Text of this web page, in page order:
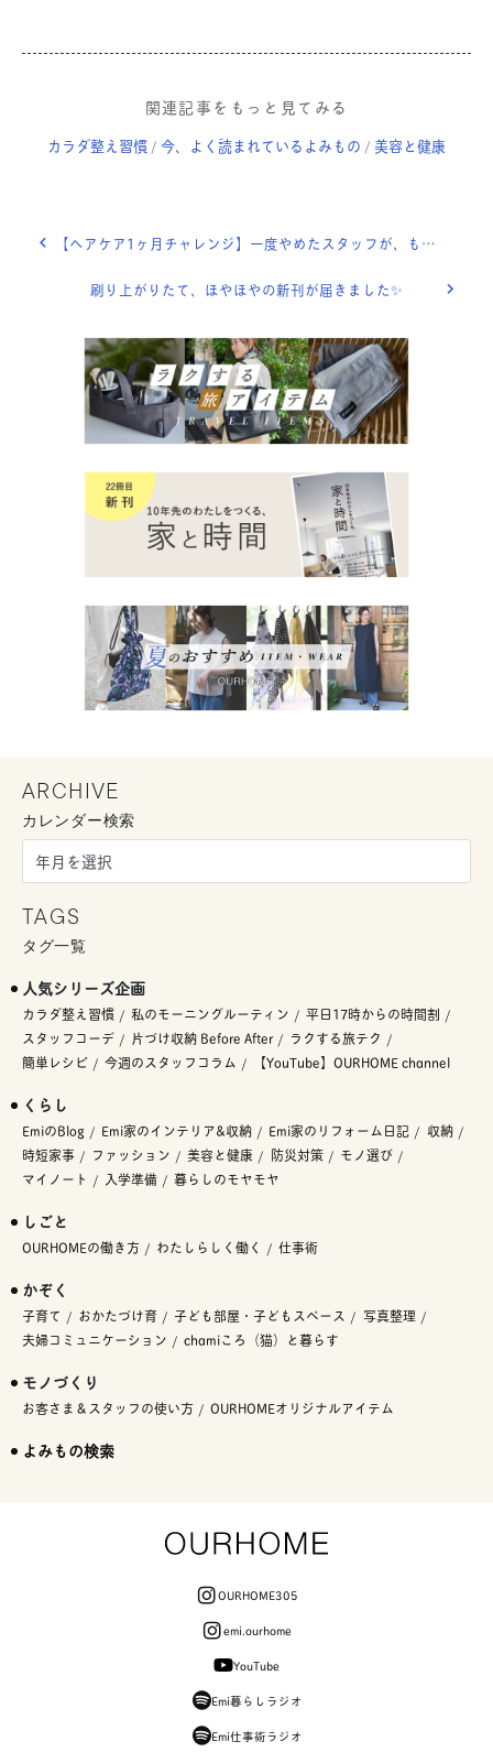
関連記事をもっと見てみる
カラダ整え習慣 / 今、よく読まれているよみもの / 美容と健康
【ヘアケア1ヶ月チャレンジ】一度やめたスタッフが、もう一度使ってみたら？
刷り上がりたて、ほやほやの新刊が届きました✨
ARCHIVE
カレンダー検索
TAGS
タグ一覧
人気シリーズ企画
カラダ整え習慣 私のモーニングルーティン
平日17時からの時間割
スタッフコーデ
片づけ収納 Before After
ラクする旅テク
簡単レシピ
今週のスタッフコラム 【YouTube】OURHOME channel
くらし
EmiのBlog Emi家のインテリア&収納 Emi家のリフォーム日記
収納
時短家事
ファッション 美容と健康 防災対策
モノ選び
マイノート
入学準備 暮らしのモヤモヤ
しごと
OURHOMEの働き方 わたしらしく働く 仕事術
かぞく
子育て おかたづけ育 子ども部屋・子どもスペース
写真整理
夫婦コミュニケーション
chamiころ（猫）と暮らす
モノづくり
お客さま＆スタッフの使い方 OURHOMEオリジナルアイテム
よみもの検索
OURHOME305
emi.ourhome
YouTube
Emi暮らしラジオ
Emi仕事術ラジオ